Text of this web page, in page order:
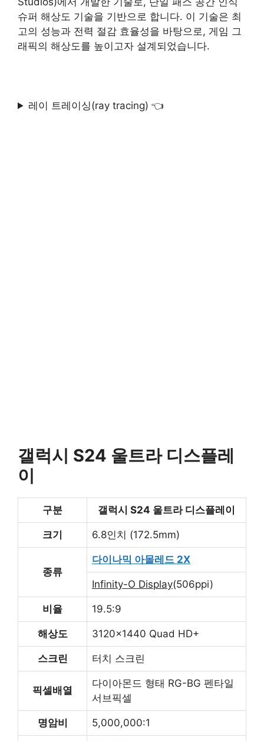
슈퍼 해상도 기술을 기반으로 합니다. 이 기술은 최
고의 성능과 전력 절감 효율성을 바탕으로, 게임 그
래픽의 해상도를 높이고자 설계되었습니다.
레이 트레이싱(ray tracing) 👈
갤럭시 S24 울트라 디스플레
이
구분 갤럭시 S24 울트라 디스플레이
크기 6.8인치 (172.5mm)
종류
다이나믹 아몰레드 2X
Infinity-O Display(506ppi)
비율 19.5:9
해상도 3120×1440 Quad HD+
스크린 터치 스크린
픽셀배열
다이아몬드 형태 RG-BG 펜타일
서브픽셀
명암비 5,000,000:1